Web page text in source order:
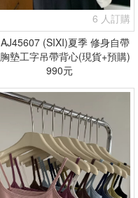
6 人訂購
AJ45607 (SIXI)夏季 修身自帶
胸墊工字吊帶背心(現貨+預購)
990元